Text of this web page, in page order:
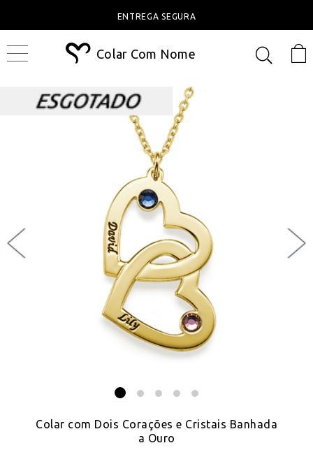
ENTREGA SEGURA
Colar Com Nome
Colar com Dois Corações e Cristais Banhada
a Ouro